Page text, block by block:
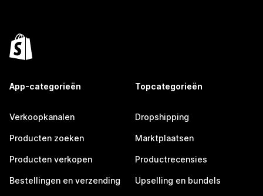
App-categorieën
Verkoopkanalen
Producten zoeken
Producten verkopen
Bestellingen en verzending
Topcategorieën
Dropshipping
Marktplaatsen
Productrecensies
Upselling en bundels